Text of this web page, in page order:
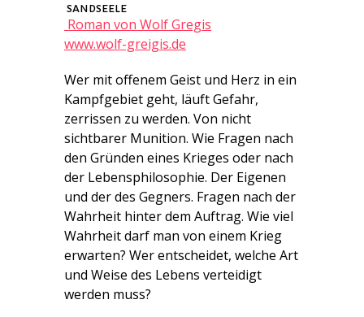
SANDSEELE
Roman von Wolf Gregis
www.wolf-greigis.de
Wer mit offenem Geist und Herz in ein
Kampfgebiet geht, läuft Gefahr,
zerrissen zu werden. Von nicht
sichtbarer Munition. Wie Fragen nach
den Gründen eines Krieges oder nach
der Lebensphilosophie. Der Eigenen
und der des Gegners. Fragen nach der
Wahrheit hinter dem Auftrag. Wie viel
Wahrheit darf man von einem Krieg
erwarten? Wer entscheidet, welche Art
und Weise des Lebens verteidigt
werden muss?